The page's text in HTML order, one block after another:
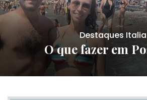
Brasil,Destaques,Paraty,
Saco do Mamanguá
Fiorde